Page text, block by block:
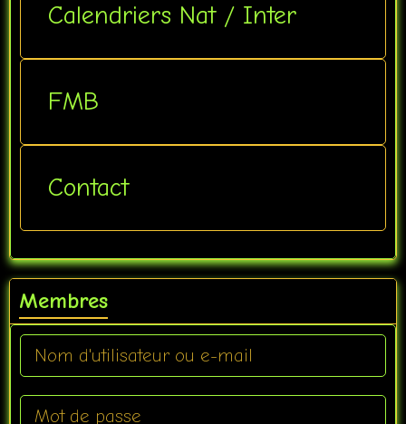
Calendriers Nat / Inter
FMB
Contact
Membres